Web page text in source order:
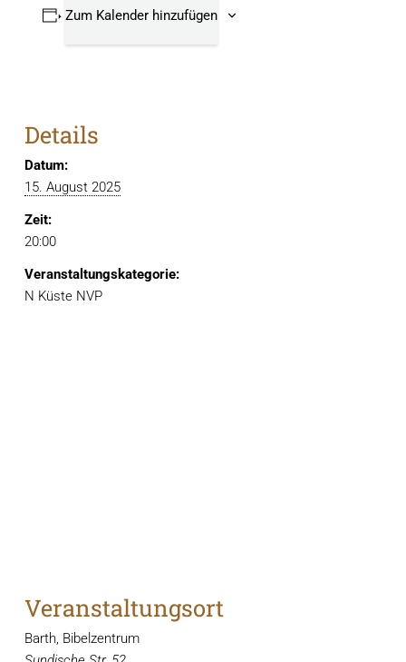
Zum Kalender hinzufügen
Details
Datum:
15. August 2025
Zeit:
20:00
Veranstaltungskategorie:
N Küste NVP
Veranstaltungsort
Barth, Bibelzentrum